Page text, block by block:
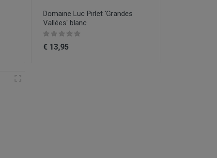
Domaine Luc Pirlet 'Grandes
Vallées' blanc
€ 13,95